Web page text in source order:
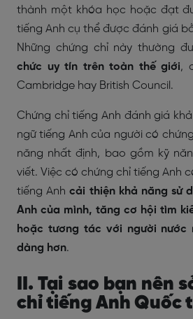
thành một khóa học hoặc đạt
tiếng Anh cụ thể được đánh giá
Những chứng chỉ này thường
chức uy tín trên toàn thế giới,
Cambridge hay British Council.
Chứng chỉ tiếng Anh đánh giá
ngữ tiếng Anh của người có
năng nhất định, bao gồm kỹ
viết. Việc có chứng chỉ tiếng Anh
tiếng Anhcải thiện khả năng sử
Anh của mình, tăng cơ hội tìm
hoặc tương tác với người nước
dàng hơn.
II. Tại sao bạn nên
chỉ tiếng Anh Quốc